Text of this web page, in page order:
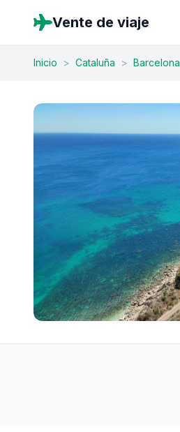
Vente de viaje
Inicio > Cataluña > Barcelona